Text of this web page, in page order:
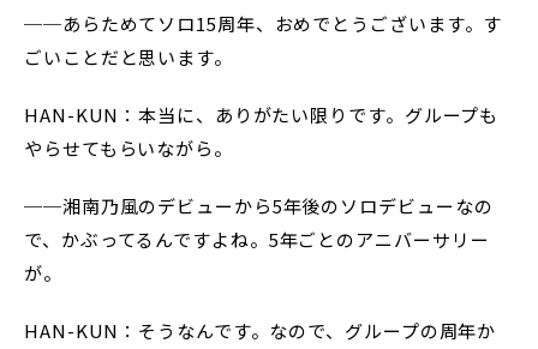
──あらためてソロ15周年、おめでとうございます。す
ごいことだと思います。
HAN-KUN：本当に、ありがたい限りです。グループも
やらせてもらいながら。
──湘南乃風のデビューから5年後のソロデビューなの
で、かぶってるんですよね。5年ごとのアニバーサリー
が。
HAN-KUN：そうなんです。なので、グループの周年か